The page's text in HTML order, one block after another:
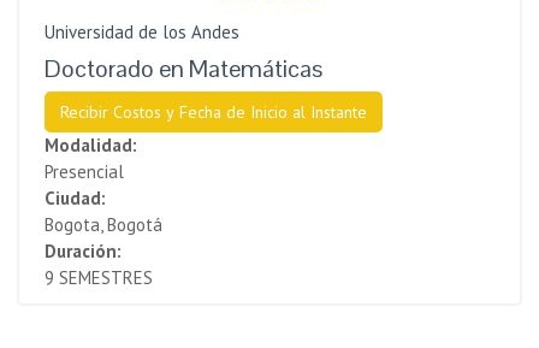
Universidad de los Andes
Doctorado en Matemáticas
Recibir Costos y Fecha de Inicio al Instante
Modalidad:
Presencial
Ciudad:
Bogota, Bogotá
Duración:
9 SEMESTRES